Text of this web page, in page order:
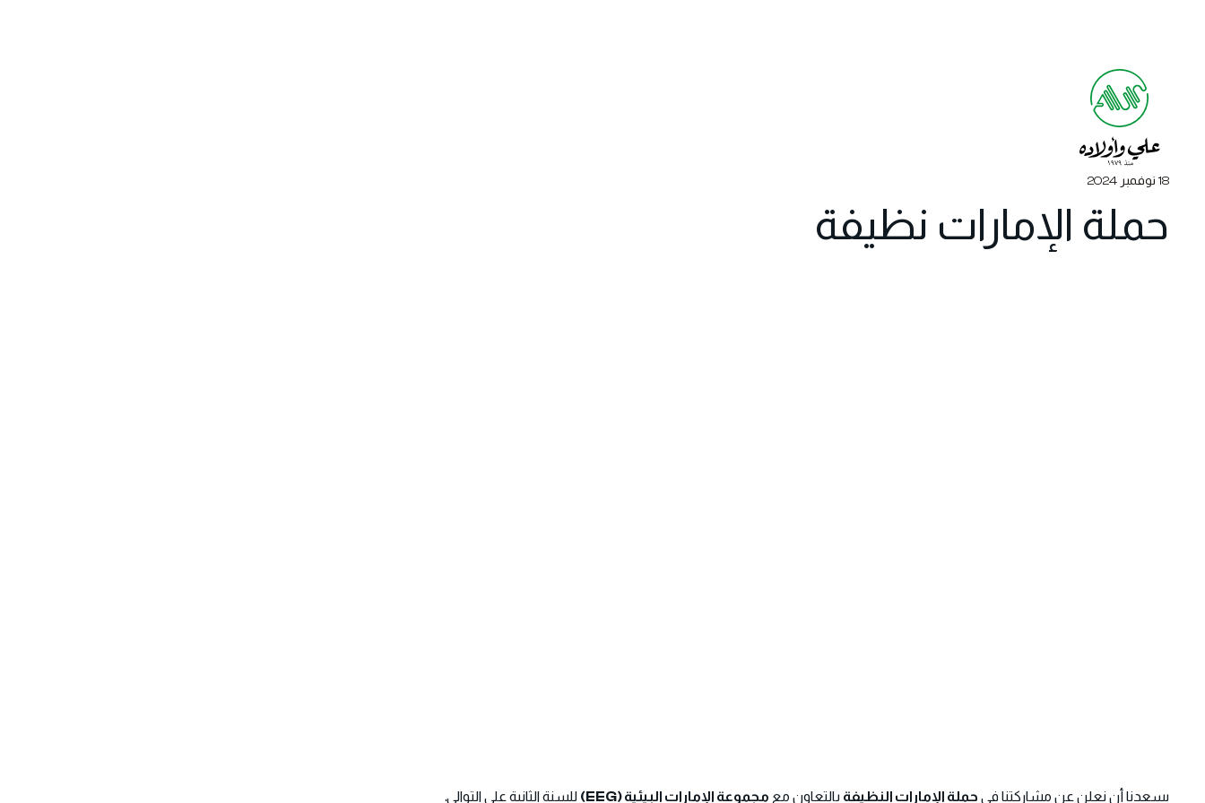
18 نوفمبر 2024
حملة الإمارات نظيفة
يسعدنا أن نعلن عن مشاركتنا في حملة الإمارات النظيفة بالتعاون مع مجموعة الإمارات البيئية (EEG) للسنة الثانية على التوالي.